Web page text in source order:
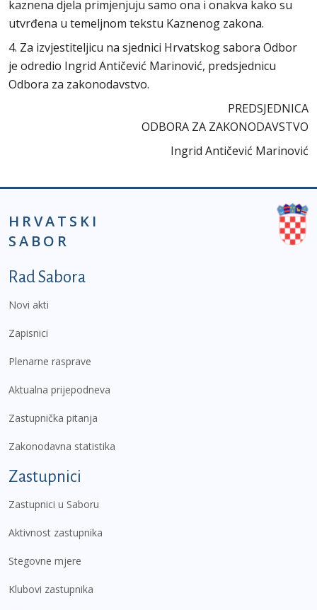
kaznena djela primjenjuju samo ona i onakva kako su
utvrđena u temeljnom tekstu Kaznenog zakona.
4. Za izvjestiteljicu na sjednici Hrvatskog sabora Odbor
je odredio Ingrid Antičević Marinović, predsjednicu
Odbora za zakonodavstvo.
PREDSJEDNICA
ODBORA ZA ZAKONODAVSTVO
Ingrid Antičević Marinović
HRVATSKI
SABOR
Podnožje prvi izbornik
Rad Sabora
Novi akti
Zapisnici
Plenarne rasprave
Aktualna prijepodneva
Zastupnička pitanja
Zakonodavna statistika
Zastupnici
Zastupnici u Saboru
Aktivnost zastupnika
Stegovne mjere
Klubovi zastupnika